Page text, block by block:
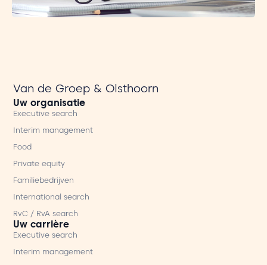
Van de Groep & Olsthoorn
Uw organisatie
Executive search
Interim management
Food
Private equity
Familiebedrijven
International search
RvC / RvA search
Uw carrière
Executive search
Interim management